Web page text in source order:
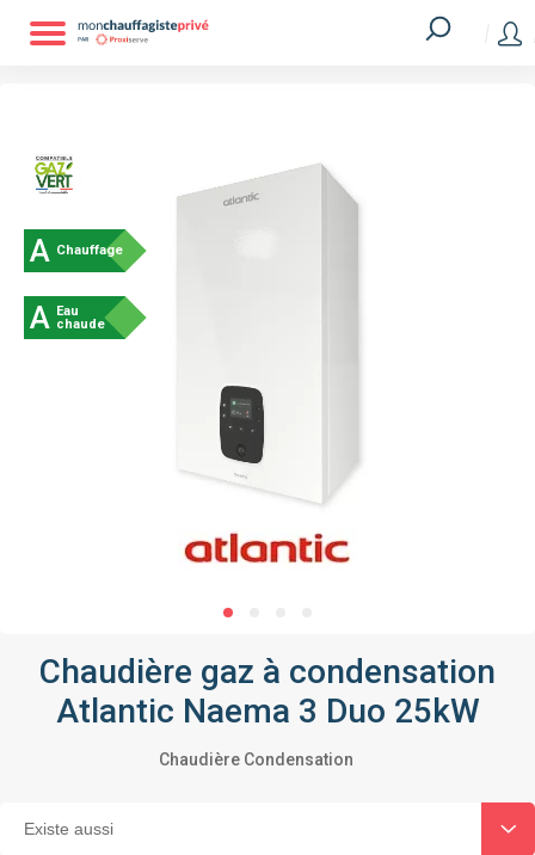
A Chauffage
A Eau
chaude
Chaudière gaz à condensation
Atlantic Naema 3 Duo 25kW
Chaudière Condensation